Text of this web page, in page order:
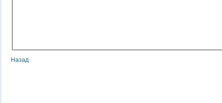
Назад